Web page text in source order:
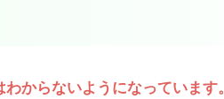
からないようになっています。